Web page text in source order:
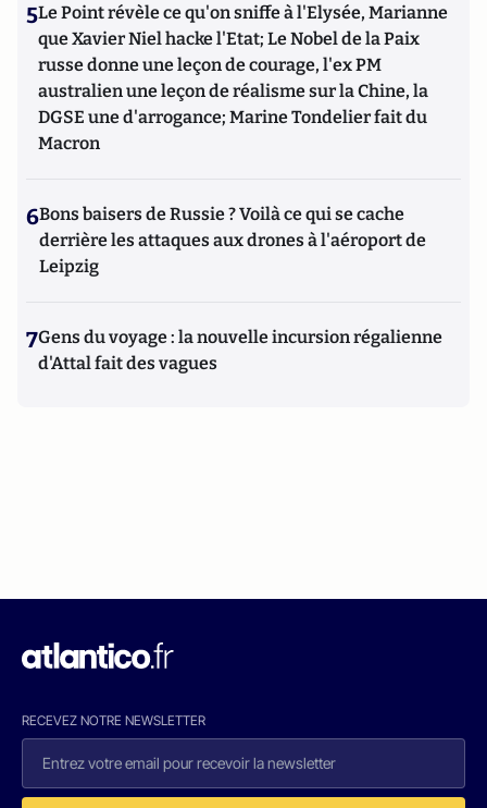
5Le Point révèle ce qu'on sniffe à l'Elysée, Marianne
que Xavier Niel hacke l'Etat; Le Nobel de la Paix
russe donne une leçon de courage, l'ex PM
australien une leçon de réalisme sur la Chine, la
DGSE une d'arrogance; Marine Tondelier fait du
Macron
6Bons baisers de Russie ? Voilà ce qui se cache
derrière les attaques aux drones à l'aéroport de
Leipzig
7Gens du voyage : la nouvelle incursion régalienne
d'Attal fait des vagues
RECEVEZ NOTRE NEWSLETTER